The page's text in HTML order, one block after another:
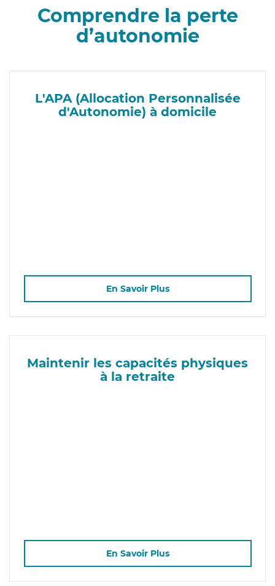
Comprendre la perte
d’autonomie
L'APA (Allocation Personnalisée
d'Autonomie) à domicile
En Savoir Plus
Maintenir les capacités physiques
à la retraite
En Savoir Plus